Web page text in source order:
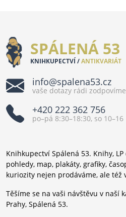
SPÁLENÁ 53
KNIHKUPECTVÍ /ANTIKVARIÁT
info@spalena53.cz
vaše dotazy rádi zodpovíme
+420 222 362 756
po–pá 8:30–18:30, so 10–16
Knihkupectví Spálená 53. Knihy, LP
pohledy, map, plakáty, grafiky,
kuriozity nejen prodáváme, ale též
Těšíme se na vaši návštěvu v naší
Prahy, Spálená 53.